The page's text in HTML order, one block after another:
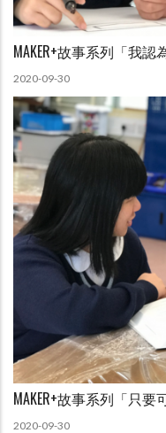
MAKER+故事系列「我
2020-09-30
MAKER+故事系列「只
2020-09-30